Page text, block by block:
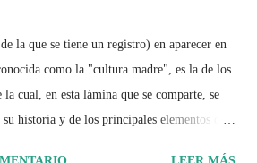
la que se tiene un registro) en aparecer en
como la "cultura madre", es la de los
cual, en esta lámina que se comparte, se
historia y de los principales elementos que